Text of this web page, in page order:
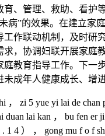
、管理、救助、看护
”的效果。在建立家
作联动机制，及时研
，协调妇联开展家庭
教育指导工作。下一
成年人健康成长、增
zi 5 yue yi lai de chan
lai kan ， bu fen
4 ） ， gong mu f o f